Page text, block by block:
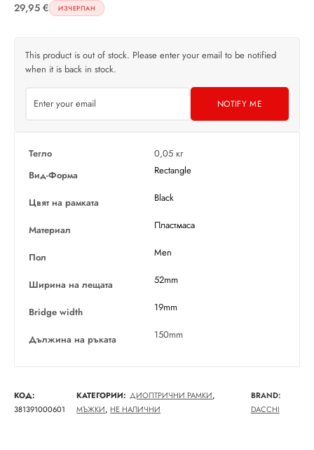
29,95 € ИЗЧЕРПАН
This product is out of stock. Please enter your email to be notified
when it is back in stock.
NOTIFY ME
Тегло
0,05 кг
Вид-Форма
Rectangle
Цвят на рамката Black
Материал Пластмаса
Пол Men
Ширина на лещата 52mm
Bridge width 19mm
Дължина на ръката 150mm
КОД:
381391000601
КАТЕГОРИИ: ДИОПТРИЧНИ РАМКИ,
МЪЖКИ, НЕ НАЛИЧНИ
BRAND:
DACCHI